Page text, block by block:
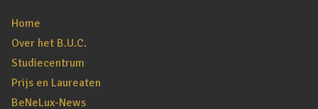
Home
Over het B.U.C.
Studiecentrum
Prijs en Laureaten
BeNeLux-News